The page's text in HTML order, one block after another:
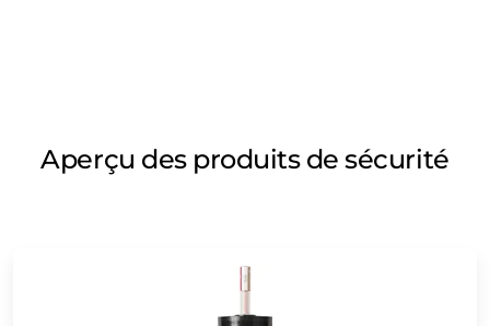
Aperçu des produits de sécurité